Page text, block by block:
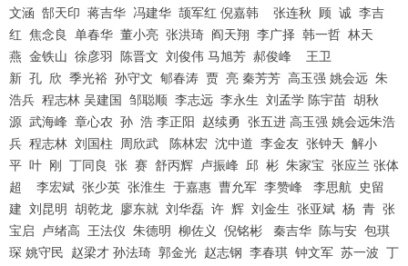
文涵 郜天印 蒋吉华 冯建华 颉军红 倪嘉韩 张连秋 顾 诚 李吉
红 焦念良 单春华 董小亮 张洪琦 阎天翔 李广择 韩一哲 林天
燕 金铁山 徐彦羽 陈晋文 刘俊伟 马旭芳 郝俊峰 王卫
新 孔 欣 季光裕 孙守文 郇春涛 贾 亮 秦芳芳 高玉强 姚会远 朱
浩兵 程志林 吴建国 邹聪顺 李志远 李永生 刘孟学 陈宇苗 胡秋
源 武海峰 章心农 孙 浩 李正阳 赵续勇 张五进 高玉强 姚会远朱浩
兵 程志林 刘国柱 周欣武 陈林宏 沈中道 李金友 张钟天 解小
平 叶 刚 丁同良 张 赛 舒丙辉 卢振峰 邱 彬 朱家宝 张应兰 张体
超 李宏斌 张少英 张淮生 于嘉惠 曹允军 李赞峰 李思航 史留
建 刘昆明 胡乾龙 廖东就 刘华磊 许 辉 刘金生 张亚斌 杨 青 张
宝启 卢绪高 王法仪 朱德明 柳佐义 倪铭彬 秦吉华 陈与安 包琪
琛 姚守民 赵梁才 孙法琦 郭金光 赵志钢 李春琪 钟文军 苏一波 丁